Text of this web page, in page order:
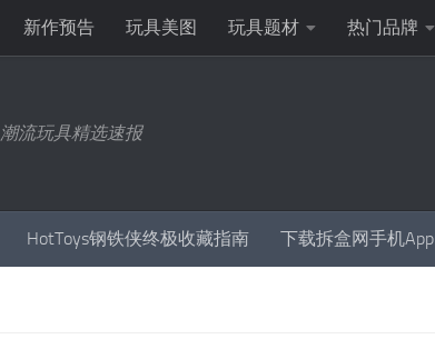
新作预告 玩具美图 玩具题材 热门品牌
潮流玩具精选速报
HotToys钢铁侠终极收藏指南 下载拆盒网手机App